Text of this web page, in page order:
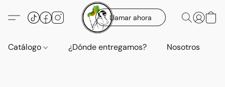
Llamar ahora
Catálogo ¿Dónde entregamos? Nosotros